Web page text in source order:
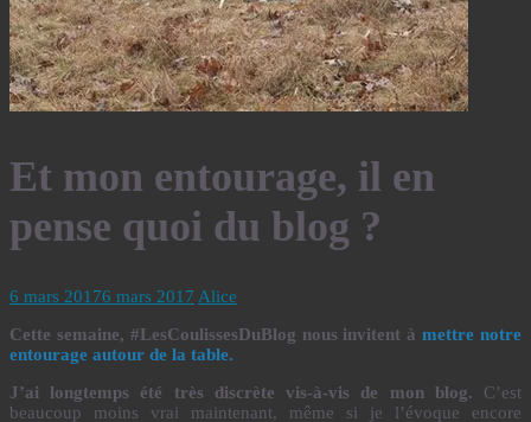
Et mon entourage, il en
pense quoi du blog ?
6 mars 20176 mars 2017 Alice
Cette semaine, #LesCoulissesDuBlog nous invitent àmettre notre
entourage autour de la table.
J’ai longtemps été très discrète vis-à-vis de mon blog. C’est
beaucoup moins vrai maintenant, même si je l’évoque encore